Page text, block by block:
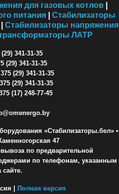
для газовых котлов|
питания| Стабилизаторы
Стабилизаторы напряжения
ЛАТР
341-31-35
(29) 341-31-35
(29) 341-31-35
(29) 341-31-35
(17) 248-77-45
«Стабилизаторы.бел»•
47
по предварительной
по телефонам, указанным
сайте.
| Полная версия